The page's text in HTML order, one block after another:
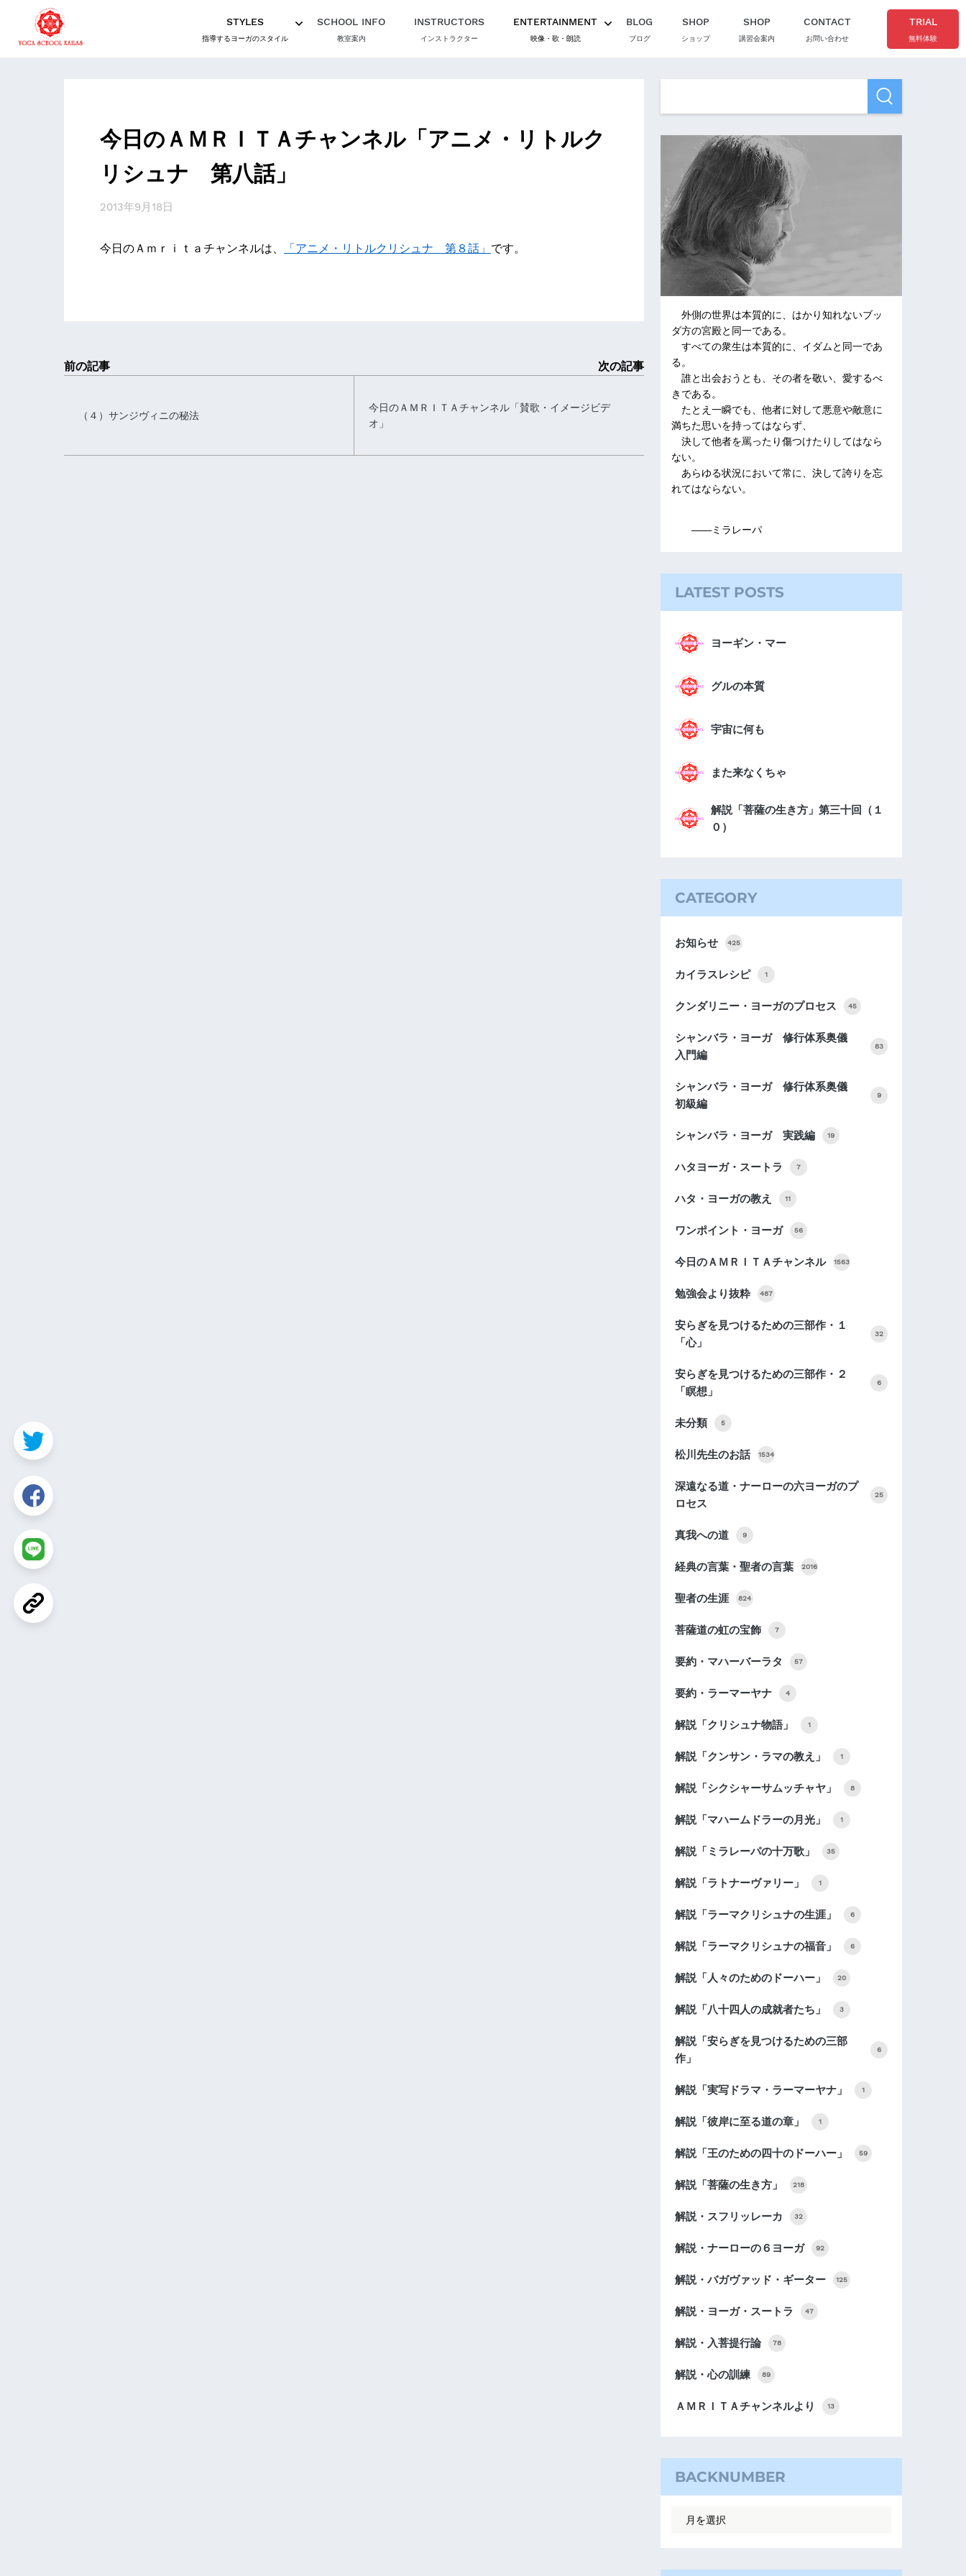
STYLES
指導するヨーガのスタイル
SCHOOL INFO
教室案内
INSTRUCTORS
インストラクター
ENTERTAINMENT
映像・歌・朗読
BLOG
ブログ
SHOP
ショップ
SHOP
講習会案内
CONTACT
お問い合わせ
TRIAL
無料体験
今日のＡＭＲＩＴＡチャンネル「アニメ・リトルク
リシュナ 第八話」
2013年9月18日
今日のＡｍｒｉｔａチャンネルは、 「アニメ・リトルクリシュナ 第８話」 です。
前の記事
（４）サンジヴィニの秘法
次の記事
今日のＡＭＲＩＴＡチャンネル「賛歌・イメージビデ
オ」
外側の世界は本質的に、はかり知れないブッ
ダ方の宮殿と同一である。
すべての衆生は本質的に、イダムと同一であ
る。
誰と出会おうとも、その者を敬い、愛するべ
きである。
たとえ一瞬でも、他者に対して悪意や敵意に
満ちた思いを持ってはならず、
決して他者を罵ったり傷つけたりしてはなら
ない。
あらゆる状況において常に、決して誇りを忘
れてはならない。
――ミラレーパ
LATEST POSTS
ヨーギン・マー
グルの本質
宇宙に何も
また来なくちゃ
解説「菩薩の生き方」第三十回（１
０）
CATEGORY
お知らせ 425
カイラスレシピ 1
クンダリニー・ヨーガのプロセス 45
シャンバラ・ヨーガ 修行体系奥儀
入門編
83
シャンバラ・ヨーガ 修行体系奥儀
初級編
9
シャンバラ・ヨーガ 実践編 19
ハタヨーガ・スートラ 7
ハタ・ヨーガの教え 11
ワンポイント・ヨーガ 56
今日のＡＭＲＩＴＡチャンネル 1563
勉強会より抜粋 487
安らぎを見つけるための三部作・１
「心」
32
安らぎを見つけるための三部作・２
「瞑想」
6
未分類 5
松川先生のお話 1534
深遠なる道・ナーローの六ヨーガのプ
ロセス
25
真我への道 9
経典の言葉・聖者の言葉 2016
聖者の生涯 824
菩薩道の虹の宝飾 7
要約・マハーバーラタ 57
要約・ラーマーヤナ 4
解説「クリシュナ物語」 1
解説「クンサン・ラマの教え」 1
解説「シクシャーサムッチャヤ」 8
解説「マハームドラーの月光」 1
解説「ミラレーパの十万歌」 35
解説「ラトナーヴァリー」 1
解説「ラーマクリシュナの生涯」 6
解説「ラーマクリシュナの福音」 6
解説「人々のためのドーハー」 20
解説「八十四人の成就者たち」 3
解説「安らぎを見つけるための三部
作」
6
解説「実写ドラマ・ラーマーヤナ」 1
解説「彼岸に至る道の章」 1
解説「王のための四十のドーハー」 59
解説「菩薩の生き方」 218
解説・スフリッレーカ 32
解説・ナーローの６ヨーガ 92
解説・バガヴァッド・ギーター 125
解説・ヨーガ・スートラ 47
解説・入菩提行論 78
解説・心の訓練 89
ＡＭＲＩＴＡチャンネルより 13
BACKNUMBER